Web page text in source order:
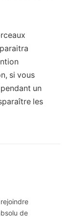
si vous
un
les
de